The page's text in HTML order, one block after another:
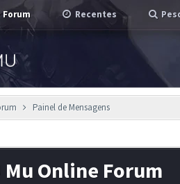
Forum Recentes
Painel de Mensagens
Mu Online Forum